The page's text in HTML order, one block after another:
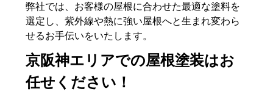
弊社では、お客様の屋根に合わせた最適な塗料を
選定し、紫外線や熱に強い屋根へと生まれ変わら
せるお手伝いをいたします。
京阪神エリアでの屋根塗装はお
任せください！